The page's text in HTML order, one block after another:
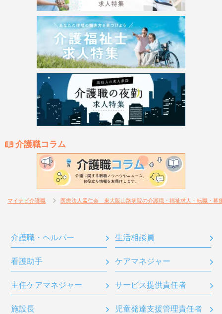
介護職コラム
マイナビ介護職 医療法人孟仁会 東大阪山路病院の介護職・福祉求人・転職・募
介護職・ヘルパー 生活相談員
看護助手 ケアマネジャー
主任ケアマネジャー サービス提供責任者
施設長 児童発達支援管理責任者